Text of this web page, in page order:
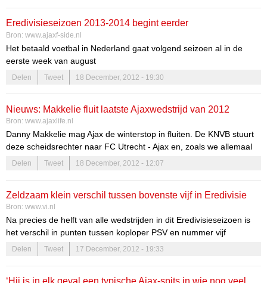
live via Ajax.nl.
Eredivisieseizoen 2013-2014 begint eerder
Bron: www.ajaxf-side.nl
Het betaald voetbal in Nederland gaat volgend seizoen al in de
eerste week van august
Delen Tweet 18 December, 2012 - 19:30
Nieuws: Makkelie fluit laatste Ajaxwedstrijd van 2012
Bron: www.ajaxlife.nl
Danny Makkelie mag Ajax de winterstop in fluiten. De KNVB stuurt
deze scheidsrechter naar FC Utrecht - Ajax en, zoals we allemaal
weten, is dat een pikant potje. Makkelie is over het algemeen geen
scheids die de topduels van Ajax krijgt, maar in Nieuw Galgenwaard
aan. Makkelie krijgt assistentie van de vlaggen van Rob van de Ven
en Rob Meenhuis. Jochem Kamphuis mag met zijn bord de wissels
en blessuretijd aankondigen.
Delen Tweet 18 December, 2012 - 12:07
Zeldzaam klein verschil tussen bovenste vijf in Eredivisie
Bron: www.vi.nl
Na precies de helft van alle wedstrijden in dit Eredivisieseizoen is
het verschil in punten tussen koploper PSV en nummer vijf
Feyenoord historisch klein.
Delen Tweet 17 December, 2012 - 19:33
‘Hij is in elk geval een typische Ajax-spits in wie nog veel